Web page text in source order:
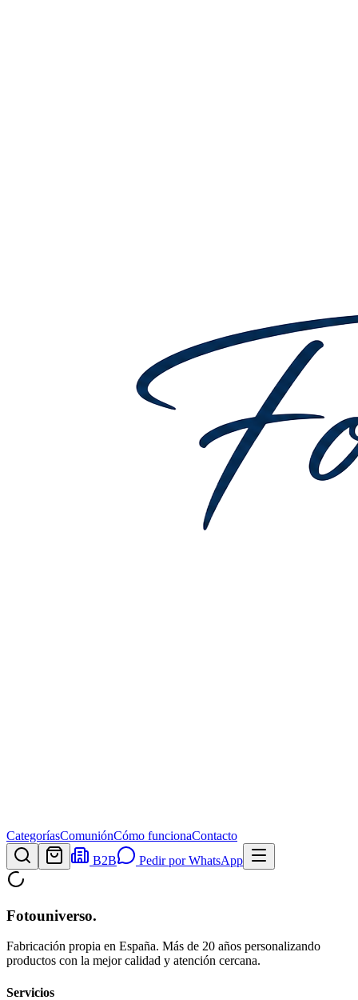
CategoríasComuniónCómo funcionaContacto
B2B
Pedir por WhatsApp
Fotouniverso.
Fabricación propia en España. Más de 20 años personalizando
productos con la mejor calidad y atención cercana.
Servicios